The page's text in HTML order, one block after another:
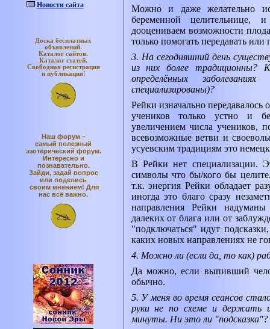
Новости сайта
Доска бесплатных
объявлений.
Каталог сайтов.
Каталог статей.
Свободная регистрация
и публикация!
Наш форум –
самый полезный
эзотерический форум.
Интересно и
познавательно.
Зайди, задай вопрос
или поделись
своим мнением! Для
нас всё важно.
Можно и даже желательно
беременной
дооцениваем возможности
только помогать передавать
3. На сегодняшний день
из них более традиционны?
определённых
специализированы)?
Рейки изначально
учеников только устно и
увеличением числа учеников,
всевозможные ветви и
усуевским традициям это
В Рейки нет специализации.
символы что бы/кого бы
т.к. энергия Рейки обладает
иногда это благо сразу
направления Рейки
далеких от блага или от
"подключаться" идут
каких новых направлениях не
4. Можно ли (если да, то как)
Да можно, если выпивший
обычно.
5. У меня во время сеансов
руки не по схеме и держать
минуты. Ни это ли "подсказка"?